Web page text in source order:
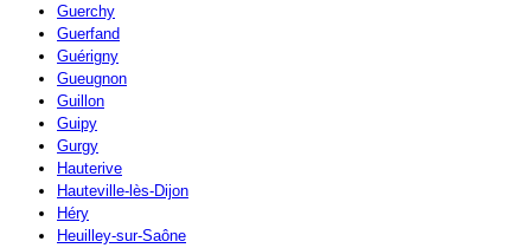
Guerchy
Guerfand
Guérigny
Gueugnon
Guillon
Guipy
Gurgy
Hauterive
Hauteville-lès-Dijon
Héry
Heuilley-sur-Saône